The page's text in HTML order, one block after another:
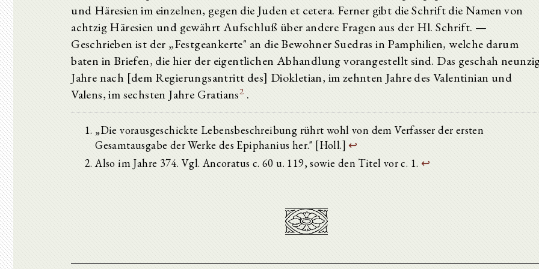
und Häresien im einzelnen, gegen die Juden et cetera. Ferner gibt die Schrift die Namen von
achtzig Häresien und gewährt Aufschluß über andere Fragen aus der Hl. Schrift. —
Geschrieben ist der „Festgeankerte" an die Bewohner Suedras in Pamphilien, welche darum
baten in Briefen, die hier der eigentlichen Abhandlung vorangestellt sind. Das geschah
Jahre nach [dem Regierungsantritt des] Diokletian, im zehnten Jahre des Valentinian und
Valens, im sechsten Jahre Gratians2 .
„Die vorausgeschickte Lebensbeschreibung rührt wohl von dem Verfasser der ersten
Gesamtausgabe der Werke des Epiphanius her." [Holl.] ↩
Also im Jahre 374. Vgl. Ancoratus c. 60 u. 119, sowie den Titel vor c. 1. ↩